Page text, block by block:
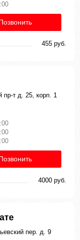
455 руб.
пр-т д. 25, корп. 1
4000 руб.
пер. д. 9